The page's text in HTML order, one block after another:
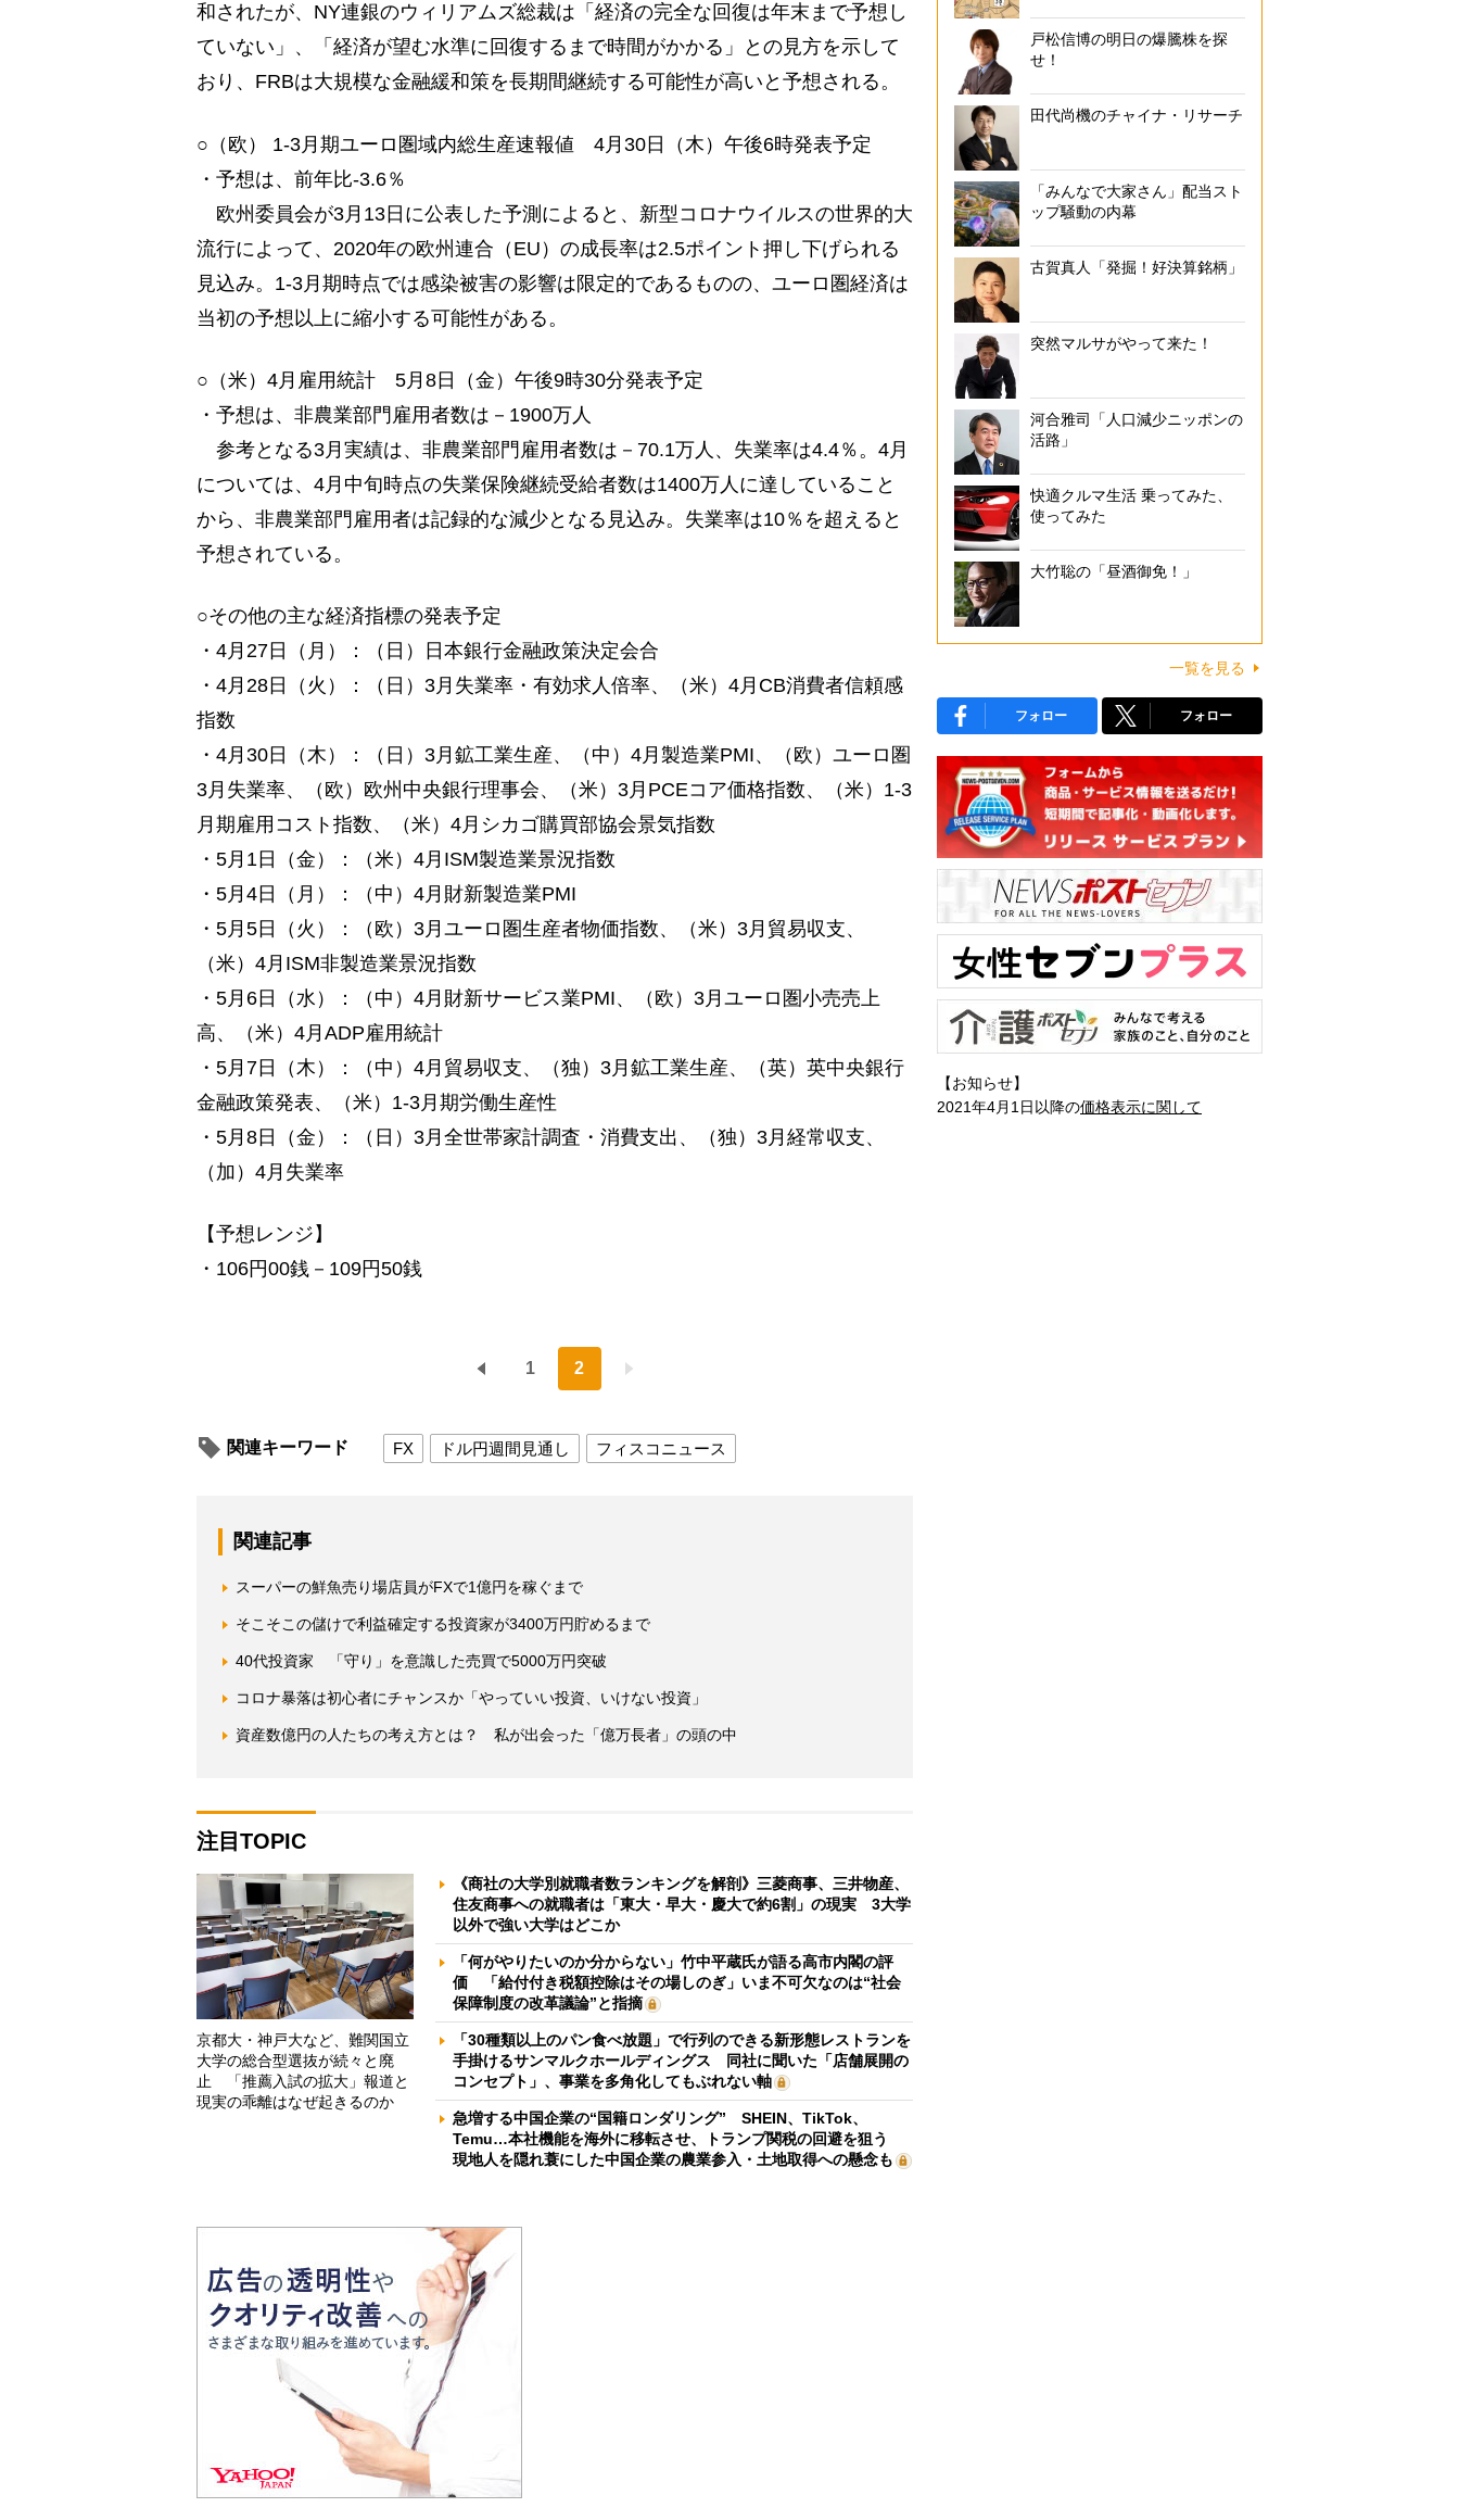
和されたが、NY連銀のウィリアムズ総裁は「経済の完全な回復は年末まで予想し
ていない」、「経済が望む水準に回復するまで時間がかかる」との見方を示して
おり、FRBは大規模な金融緩和策を長期間継続する可能性が高いと予想される。
○（欧） 1-3月期ユーロ圏域内総生産速報値 4月30日（木）午後6時発表予定
・予想は、前年比-3.6％
欧州委員会が3月13日に公表した予測によると、新型コロナウイルスの世界的大
流行によって、2020年の欧州連合（EU）の成長率は2.5ポイント押し下げられる
見込み。1-3月期時点では感染被害の影響は限定的であるものの、ユーロ圏経済は
当初の予想以上に縮小する可能性がある。
○（米）4月雇用統計 5月8日（金）午後9時30分発表予定
・予想は、非農業部門雇用者数は－1900万人
参考となる3月実績は、非農業部門雇用者数は－70.1万人、失業率は4.4％。4月
については、4月中旬時点の失業保険継続受給者数は1400万人に達していること
から、非農業部門雇用者は記録的な減少となる見込み。失業率は10％を超えると
予想されている。
○その他の主な経済指標の発表予定
・4月27日（月）：（日）日本銀行金融政策決定会合
・4月28日（火）：（日）3月失業率・有効求人倍率、（米）4月CB消費者信頼感
指数
・4月30日（木）：（日）3月鉱工業生産、（中）4月製造業PMI、（欧）ユーロ圏
3月失業率、（欧）欧州中央銀行理事会、（米）3月PCEコア価格指数、（米）1-3
月期雇用コスト指数、（米）4月シカゴ購買部協会景気指数
・5月1日（金）：（米）4月ISM製造業景況指数
・5月4日（月）：（中）4月財新製造業PMI
・5月5日（火）：（欧）3月ユーロ圏生産者物価指数、（米）3月貿易収支、
（米）4月ISM非製造業景況指数
・5月6日（水）：（中）4月財新サービス業PMI、（欧）3月ユーロ圏小売売上
高、（米）4月ADP雇用統計
・5月7日（木）：（中）4月貿易収支、（独）3月鉱工業生産、（英）英中央銀行
金融政策発表、（米）1-3月期労働生産性
・5月8日（金）：（日）3月全世帯家計調査・消費支出、（独）3月経常収支、
（加）4月失業率
【予想レンジ】
・106円00銭－109円50銭
1 2
関連キーワード FX ドル円週間見通し フィスコニュース
関連記事
スーパーの鮮魚売り場店員がFXで1億円を稼ぐまで
そこそこの儲けで利益確定する投資家が3400万円貯めるまで
40代投資家 「守り」を意識した売買で5000万円突破
コロナ暴落は初心者にチャンスか「やっていい投資、いけない投資」
資産数億円の人たちの考え方とは？ 私が出会った「億万長者」の頭の中
注目TOPIC
京都大・神戸大など、難関国立
大学の総合型選抜が続々と廃
止 「推薦入試の拡大」報道と
現実の乖離はなぜ起きるのか
《商社の大学別就職者数ランキングを解剖》三菱商事、三井物産、
住友商事への就職者は「東大・早大・慶大で約6割」の現実 3大学
以外で強い大学はどこか
「何がやりたいのか分からない」竹中平蔵氏が語る高市内閣の評
価 「給付付き税額控除はその場しのぎ」いま不可欠なのは“社会
保障制度の改革議論”と指摘
「30種類以上のパン食べ放題」で行列のできる新形態レストランを
手掛けるサンマルクホールディングス 同社に聞いた「店舗展開の
コンセプト」、事業を多角化してもぶれない軸
急増する中国企業の“国籍ロンダリング” SHEIN、TikTok、
Temu…本社機能を海外に移転させ、トランプ関税の回避を狙う
現地人を隠れ蓑にした中国企業の農業参入・土地取得への懸念も
戸松信博の明日の爆騰株を探
せ！
田代尚機のチャイナ・リサーチ
「みんなで大家さん」配当スト
ップ騒動の内幕
古賀真人「発掘！好決算銘柄」
突然マルサがやって来た！
河合雅司「人口減少ニッポンの
活路」
快適クルマ生活 乗ってみた、
使ってみた
大竹聡の「昼酒御免！」
一覧を見る
フォロー フォロー
【お知らせ】
2021年4月1日以降の価格表示に関して